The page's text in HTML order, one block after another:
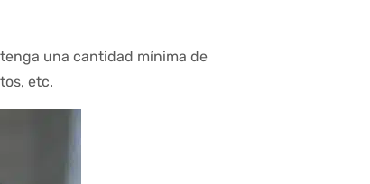
una cantidad mínima de
etc.